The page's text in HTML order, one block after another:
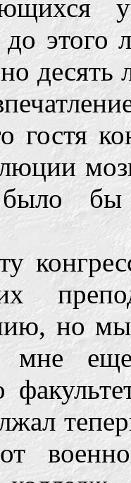
этого
десять
гостя
бы
но мы
еще